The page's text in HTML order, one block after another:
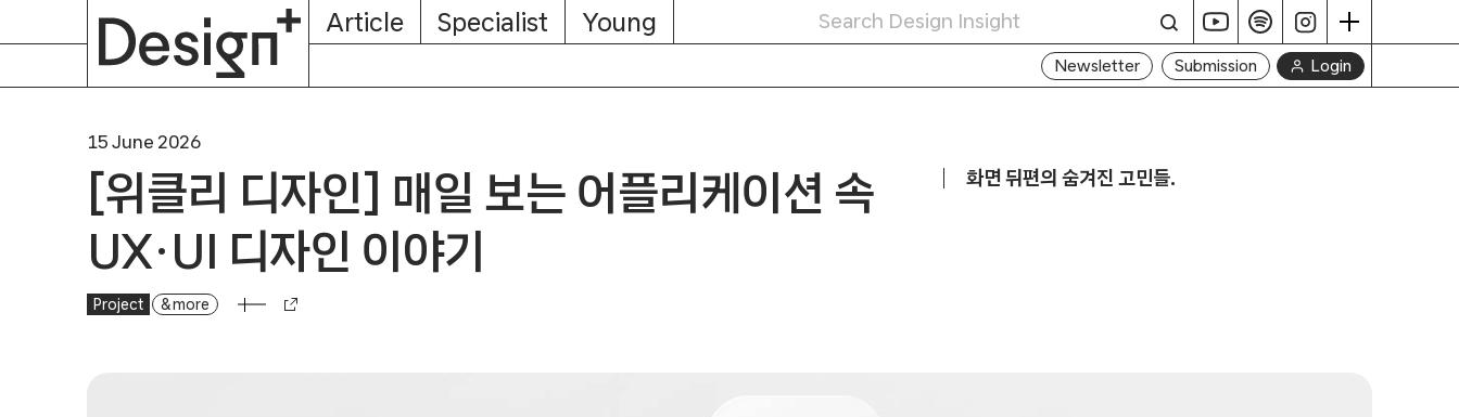
Article Specialist Young
Newsletter Submission Login
15 June 2026
[위클리 디자인] 매일 보는 어플리케이션 속
UX·UI 디자인 이야기
Project & more
화면 뒤편의 숨겨진 고민들.
[위클리 디자인] 매일 보는 어플리케이션 속 UX·UI 디자인 이야기
About
Subscription
Magazine